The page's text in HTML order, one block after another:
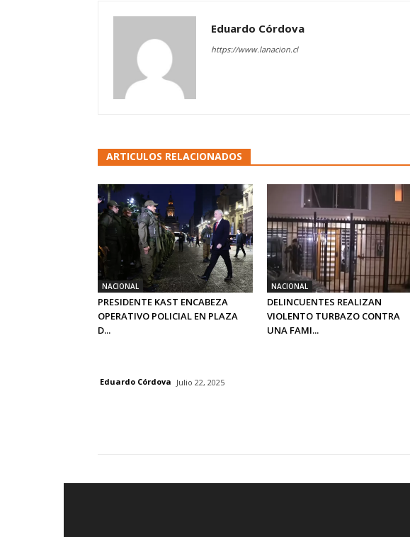
Eduardo Córdova
https://www.lanacion.cl
ARTICULOS RELACIONADOS
NACIONAL
PRESIDENTE KAST ENCABEZA
OPERATIVO POLICIAL EN PLAZA
D...
NACIONAL
DELINCUENTES REALIZAN
VIOLENTO TURBAZO CONTRA
UNA FAMI...
Eduardo Córdova Julio 22, 2025